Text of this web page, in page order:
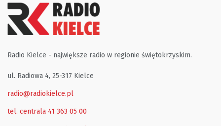
Radio Kielce - największe radio w regionie świętokrzyskim.
ul. Radiowa 4, 25-317 Kielce
radio@radiokielce.pl
tel. centrala 41 363 05 00